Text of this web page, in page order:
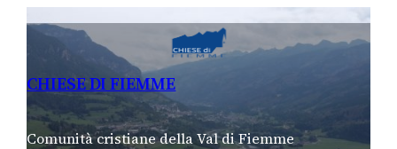
CHIESE DI FIEMME
Comunità cristiane della Val di Fiemme